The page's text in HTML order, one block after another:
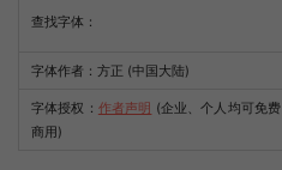
查找字体：
字体作者：方正 (中国大陆)
字体授权： 作者声明 (企业、个人均可免费
商用)